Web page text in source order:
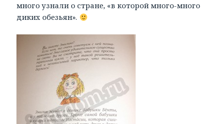
много узнали о стране, «в которой много-много
диких обезьян».